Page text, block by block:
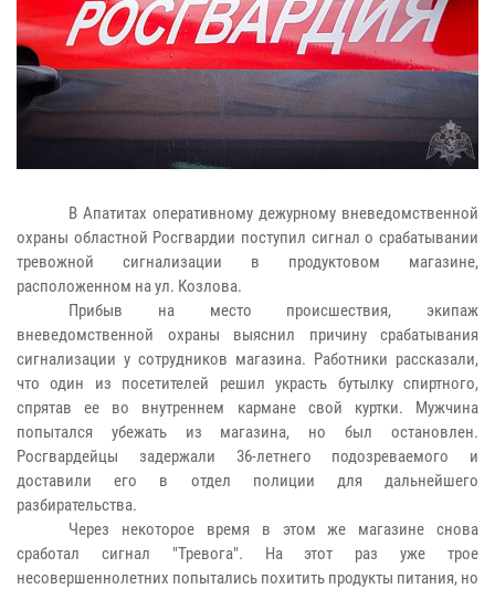
В Апатитах оперативному дежурному вневедомственной
охраны областной Росгвардии поступил сигнал о срабатывании
тревожной сигнализации в продуктовом магазине,
расположенном на ул. Козлова.
Прибыв на место происшествия, экипаж
вневедомственной охраны выяснил причину срабатывания
сигнализации у сотрудников магазина. Работники рассказали,
что один из посетителей решил украсть бутылку спиртного,
спрятав ее во внутреннем кармане свой куртки. Мужчина
попытался убежать из магазина, но был остановлен.
Росгвардейцы задержали 36-летнего подозреваемого и
доставили его в отдел полиции для дальнейшего
разбирательства.
Через некоторое время в этом же магазине снова
сработал сигнал "Тревога". На этот раз уже трое
несовершеннолетних попытались похитить продукты питания, но